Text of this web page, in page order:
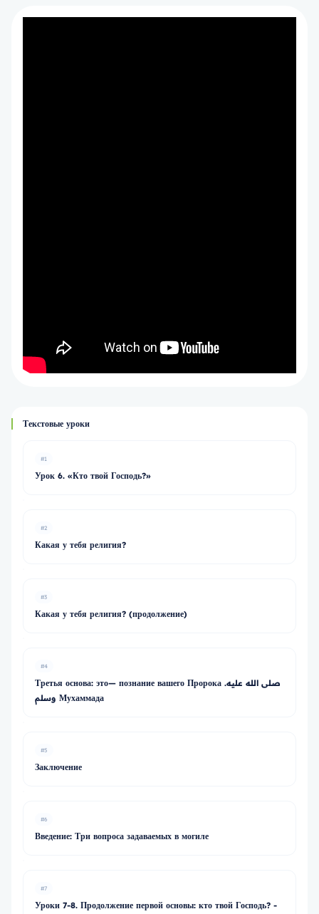
Текстовые уроки
#1
Урок 6. «Кто твой Господь?»
#2
Какая у тебя религия?
#3
Какая у тебя религия? (продолжение)
#4
Третья основа: это— познание вашего Пророка .صلى الله عليه
وسلم Мухаммада
#5
Заключение
#6
Введение: Три вопроса задаваемых в могиле
#7
Уроки 7-8. Продолжение первой основы: кто твой Господь? -